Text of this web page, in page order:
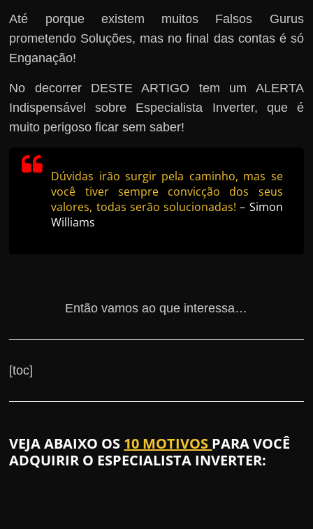
Até porque existem muitos Falsos Gurus
prometendo Soluções, mas no final das contas é só
Enganação!
No decorrer DESTE ARTIGO tem um ALERTA
Indispensável sobre Especialista Inverter, que é
muito perigoso ficar sem saber!
Dúvidas irão surgir pela caminho, mas se
você tiver sempre convicção dos seus
valores, todas serão solucionadas! – Simon
Williams
Então vamos ao que interessa…
[toc]
VEJA ABAIXO OS 10 MOTIVOS PARA VOCÊ
ADQUIRIR O ESPECIALISTA INVERTER: